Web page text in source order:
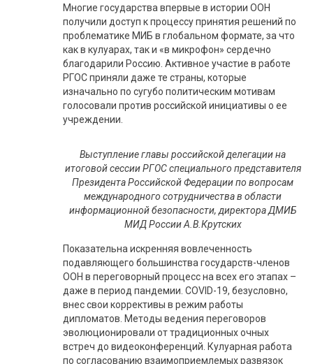
Многие государства впервые в истории ООН
получили доступ к процессу принятия решений по
проблематике МИБ в глобальном формате, за что
как в кулуарах, так и «в микрофон» сердечно
благодарили Россию. Активное участие в работе
РГОС приняли даже те страны, которые
изначально по сугубо политическим мотивам
голосовали против российской инициативы о ее
учреждении.
Выступление главы российской делегации на
итоговой сессии РГОС специального представителя
Президента Российской Федерации по вопросам
международного сотрудничества в области
информационной безопасности, директора ДМИБ
МИД России А.В.Крутских
Показательна искренняя вовлеченность
подавляющего большинства государств-членов
ООН в переговорный процесс на всех его этапах –
даже в период пандемии. COVID-19, безусловно,
внес свои коррективы в режим работы
дипломатов. Методы ведения переговоров
эволюционировали от традиционных очных
встреч до видеоконференций. Кулуарная работа
по согласованию взаимоприемлемых развязок